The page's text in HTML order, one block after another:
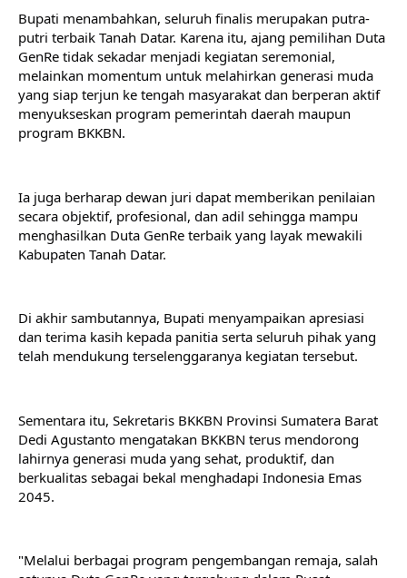
Bupati menambahkan, seluruh finalis merupakan putra-
putri terbaik Tanah Datar. Karena itu, ajang pemilihan Duta
GenRe tidak sekadar menjadi kegiatan seremonial,
melainkan momentum untuk melahirkan generasi muda
yang siap terjun ke tengah masyarakat dan berperan aktif
menyukseskan program pemerintah daerah maupun
program BKKBN.
Ia juga berharap dewan juri dapat memberikan penilaian
secara objektif, profesional, dan adil sehingga mampu
menghasilkan Duta GenRe terbaik yang layak mewakili
Kabupaten Tanah Datar.
Di akhir sambutannya, Bupati menyampaikan apresiasi
dan terima kasih kepada panitia serta seluruh pihak yang
telah mendukung terselenggaranya kegiatan tersebut.
Sementara itu, Sekretaris BKKBN Provinsi Sumatera Barat
Dedi Agustanto mengatakan BKKBN terus mendorong
lahirnya generasi muda yang sehat, produktif, dan
berkualitas sebagai bekal menghadapi Indonesia Emas
2045.
"Melalui berbagai program pengembangan remaja, salah